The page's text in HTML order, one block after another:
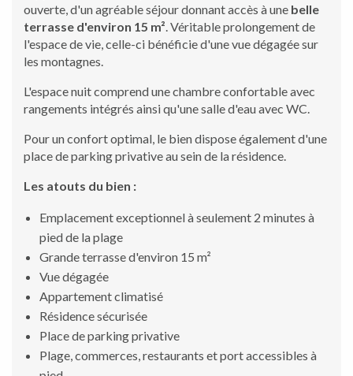
ouverte, d'un agréable séjour donnant accès à une belle
terrasse d'environ 15 m² . Véritable prolongement de
l'espace de vie, celle-ci bénéficie d'une vue dégagée sur
les montagnes.
L'espace nuit comprend une chambre confortable avec
rangements intégrés ainsi qu'une salle d'eau avec WC.
Pour un confort optimal, le bien dispose également d'une
place de parking privative au sein de la résidence.
Les atouts du bien :
Emplacement exceptionnel à seulement 2 minutes à
pied de la plage
Grande terrasse d'environ 15 m²
Vue dégagée
Appartement climatisé
Résidence sécurisée
Place de parking privative
Plage, commerces, restaurants et port accessibles à